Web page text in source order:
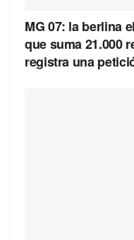
MG 07: la berlina
que suma 21.000
registra una